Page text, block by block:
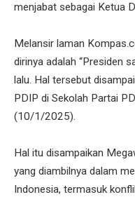
menjabat sebagai Ketua
Melansir laman
dirinya adalah “Presiden
lalu. Hal tersebut
PDIP di Sekolah Partai
(10/1/2025).
Hal itu disampaikan
yang diambilnya dalam
Indonesia, termasuk